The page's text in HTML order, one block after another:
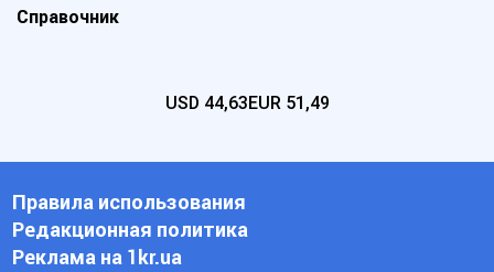
Справочник
USD 44,63EUR 51,49
Правила использования
Редакционная политика
Реклама на 1kr.ua